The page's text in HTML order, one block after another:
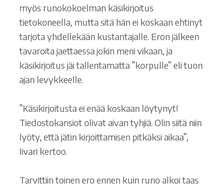
myös runokokoelman käsikirjoitus
tietokoneella, mutta sitä hän ei koskaan ehtinyt
tarjota yhdellekään kustantajalle. Eron jälkeen
tavaroita jaettaessa jokin meni vikaan, ja
käsikirjoitus jäi tallentamatta ”korpulle” eli tuon
ajan levykkeelle.
”Käsikirjoitusta ei enää koskaan löytynyt!
Tiedostokansiot olivat aivan tyhjiä. Olin siitä niin
lyöty, että jätin kirjoittamisen pitkäksi aikaa”,
Iivari kertoo.
Tarvittiin toinen ero ennen kuin runo alkoi taas